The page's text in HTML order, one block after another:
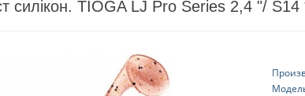
силікон. TIOGA LJ Pro Series 2,4 "/ S14